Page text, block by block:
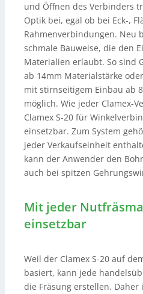
und Öffnen des Verbinders
Optik bei, egal ob bei Eck-,
Rahmenverbindungen. Neu
schmale Bauweise, die den
Materialien erlaubt. So sind
ab 14mm Materialstärke
mit stirnseitigem Einbau ab
möglich. Wie jeder Clamex-
Clamex S-20 für
einsetzbar. Zum System
jeder Verkaufseinheit
kann der Anwender den
auch bei spitzen
Mit jeder
einsetzbar
Weil der Clamex S-20 auf
basiert, kann jede
die Fräsung erstellen.